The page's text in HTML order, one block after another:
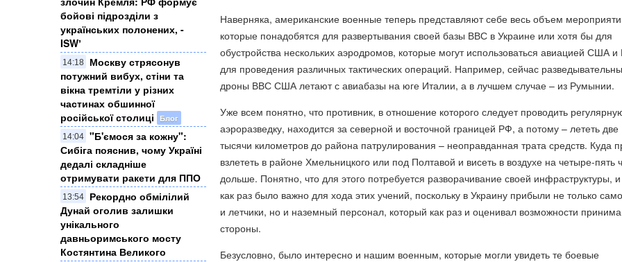
бойові підрозділи з
українських полонених, -
ISWʼ
14:18
Москву стрясонув
потужний вибух, стіни та
вікна тремтіли у різних
частинах обшинної
російської столиці
Блог
14:04 "Б'ємося за кожну":
Сибіга пояснив, чому Україні
дедалі складніше
отримувати ракети для ППО
13:54
Рекордно обмілілий
Дунай оголив залишки
унікального
давньоримського мосту
Костянтина Великого
Наверняка, американские военные теперь представляют себе весь объем
которые понадобятся для развертывания своей базы ВВС в Украине или хотя бы для
обустройства нескольких аэродромов, которые могут использоваться авиацией США
для проведения различных тактических операций. Например, сейчас
дроны ВВС США летают с авиабазы на юге Италии, а в лучшем случае – из Румынии.
Уже всем понятно, что противник, в отношение которого следует проводить
аэроразведку, находится за северной и восточной границей РФ, а потому – лететь две
тысячи километров до района патрулирования – неоправданная трата средств. Куда
взлететь в районе Хмельницкого или под Полтавой и висеть в воздухе на четыре-пять
дольше. Понятно, что для этого потребуется разворачивание своей инфраструктуры, и
как раз было важно для хода этих учений, поскольку в Украину прибыли не только
и летчики, но и наземный персонал, который как раз и оценивал возможности
стороны.
Безусловно, было интересно и нашим военным, которые могли увидеть те боевые